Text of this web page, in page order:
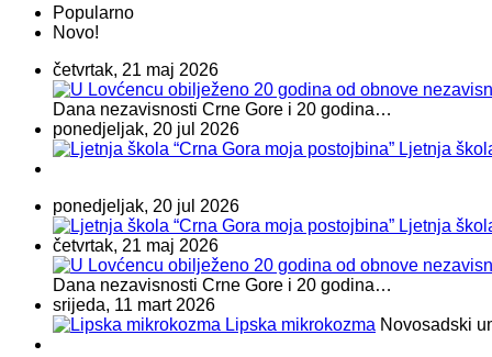
Popularno
Novo!
četvrtak, 21 maj 2026
Dana nezavisnosti Crne Gore i 20 godina…
ponedjeljak, 20 jul 2026
Ljetnja
ponedjeljak, 20 jul 2026
Ljetnja
četvrtak, 21 maj 2026
Dana nezavisnosti Crne Gore i 20 godina…
srijeda, 11 mart 2026
Lipska mikrokozma Novosadski